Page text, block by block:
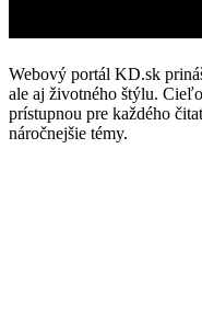
Webový portál KD.sk
ale aj životného štýlu.
prístupnou pre každého
náročnejšie témy.